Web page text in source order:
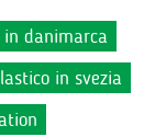
in danimarca
in svezia